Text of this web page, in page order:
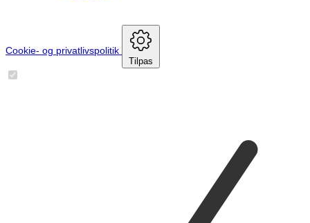
Cookie- og privatlivspolitik
Tilpas